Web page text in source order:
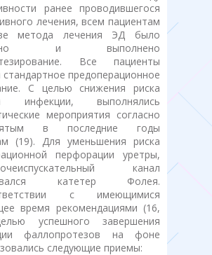
ранее проводившегося
лечения, всем пациентам
метода лечения ЭД было
и выполнено
Все пациенты
стандартное предоперационное
С целью снижения риска
инфекции, выполнялись
мероприятия согласно
в последние годы
(19). Для уменьшения риска
перфорации уретры,
канал
катетер Фолея.
с имеющимися
время рекомендациями (16,
успешного завершения
фаллопротезов на фоне
следующие приемы: